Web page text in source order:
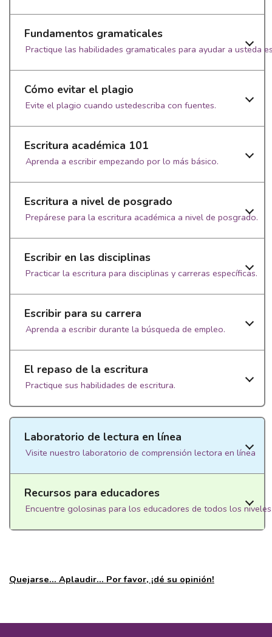
Fundamentos gramaticales
Practique las habilidades gramaticales para ayudar a usteda
Cómo evitar el plagio
Evite el plagio cuando ustedescriba con fuentes.
Escritura académica 101
Aprenda a escribir empezando por lo más básico.
Escritura a nivel de posgrado
Prepárese para la escritura académica a nivel de posgrado.
Escribir en las disciplinas
Practicar la escritura para disciplinas y carreras específicas.
Escribir para su carrera
Aprenda a escribir durante la búsqueda de empleo.
El repaso de la escritura
Practique sus habilidades de escritura.
Laboratorio de lectura en línea
Visite nuestro laboratorio de comprensión lectora en línea
Recursos para educadores
Encuentre golosinas para los educadores de todos los
Quejarse... Aplaudir... Por favor, ¡dé su opinión!